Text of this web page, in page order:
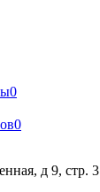
0
0
д 9, стр. 3